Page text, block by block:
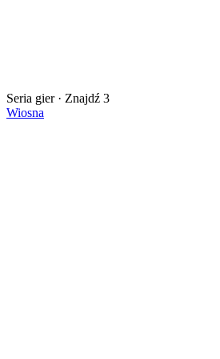
Seria gier · Znajdź 3
Wiosna